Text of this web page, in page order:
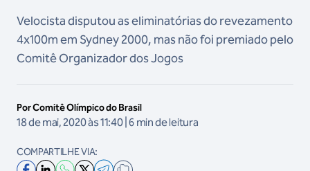
Velocista disputou as eliminatórias do revezamento
4x100m em Sydney 2000, mas não foi premiado pelo
Comitê Organizador dos Jogos
Por Comitê Olímpico do Brasil
18 de mai, 2020 às 11:40 | 6 min de leitura
COMPARTILHE VIA: